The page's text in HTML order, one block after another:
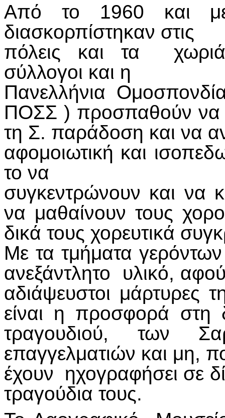
Από το 1960 και
διασκορπίστηκαν στις
πόλεις και τα χωριά,
σύλλογοι και η
Πανελλήνια
ΠΟΣΣ ) προσπαθούν να
τη Σ. παράδοση και να
αφομοιωτική και
το να
συγκεντρώνουν και να
να μαθαίνουν τους
δικά τους χορευτικά
Με τα τμήματα
ανεξάντλητο υλικό, αφού
αδιάψευστοι
είναι η προσφορά στη
τραγουδιού, των
επαγγελματιών και μη,
έχουν ηχογραφήσει σε
τραγούδια τους.